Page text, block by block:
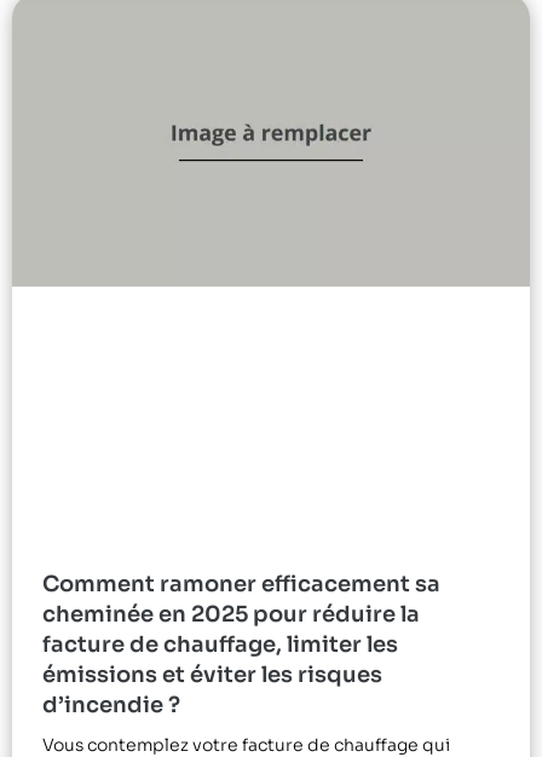
Comment ramoner efficacement sa
cheminée en 2025 pour réduire la
facture de chauffage, limiter les
émissions et éviter les risques
d’incendie ?
Vous contemplez votre facture de chauffage qui